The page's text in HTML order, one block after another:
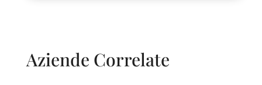
Aziende Correlate